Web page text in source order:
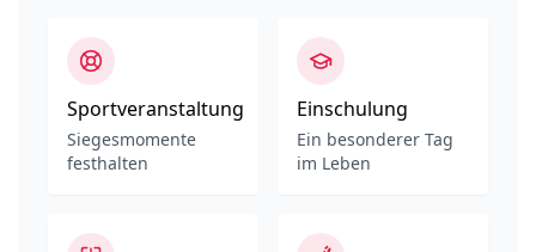
Sportveranstaltung
Siegesmomente
festhalten
Einschulung
Ein besonderer Tag
im Leben